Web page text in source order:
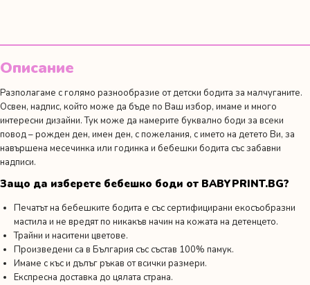
Описание
Разполагаме с голямо разнообразие от детски бодита за малчуганите.
Освен, надпис, който може да бъде по Ваш избор, имаме и много
интересни дизайни. Тук може да намерите буквално боди за всеки
повод –рожден ден, имен ден, с пожелания, с името на детето Ви, за
навършена месечинка или годинка и бебешки бодита със забавни
надписи.
Защо да изберете бебешко боди от BABYPRINT.BG?
Печатът на бебешките бодита е със сертифицирани екосъобразни
мастила и не вредят по никакъв начин на кожата на детенцето.
Трайни и наситени цветове.
Произведени са в България със състав 100% памук.
Имаме с къс и дълъг ръкав от всички размери.
Експресна доставка до цялата страна.